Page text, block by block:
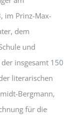
im Prinz-Max-
dem
und
insgesamt 150
literarischen
Bergmann,
für die